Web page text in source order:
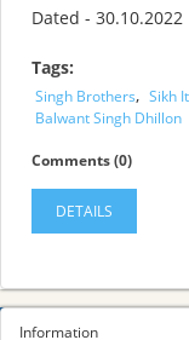
Dated - 30.10.2022
Tags:
Singh Brothers, Sikh
Balwant Singh Dhillon
Comments (0)
DETAILS
Information